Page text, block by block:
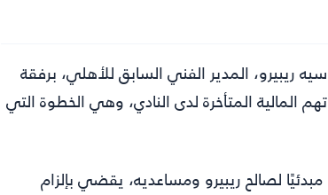
ريبيرو، المدير الفني السابق للأهلي، برفقة
المالية المتأخرة لدى النادي، وهي الخطوة التي
لصالح ريبيرو ومساعديه، يقضي بإلزام